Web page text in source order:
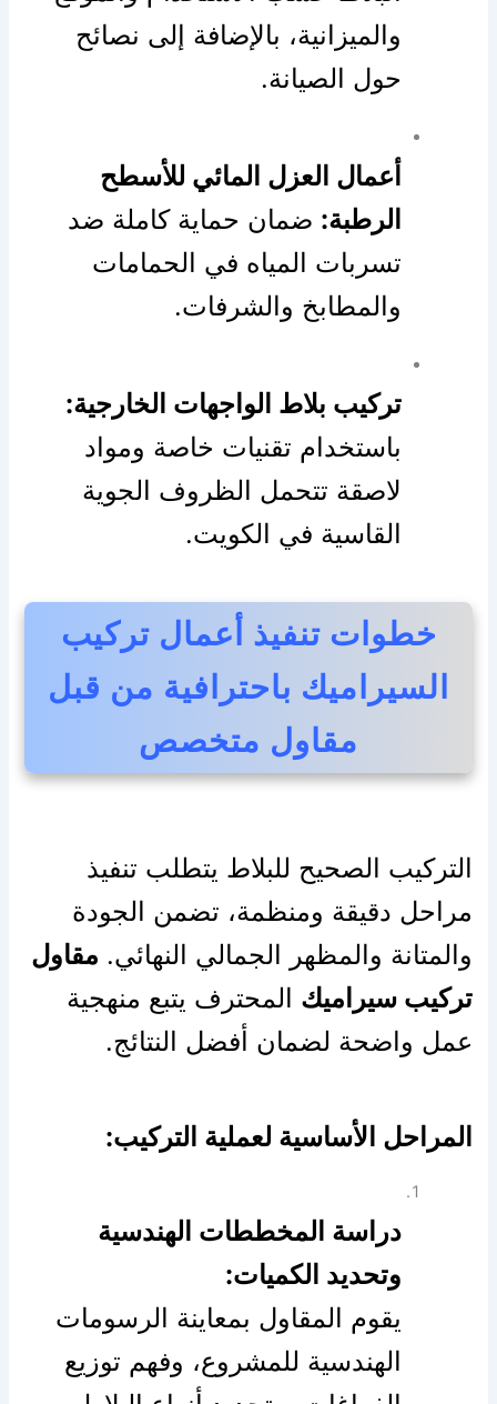
والميزانية، بالإضافة إلى نصائح
حول الصيانة.
أعمال العزل المائي للأسطح
الرطبة: ضمان حماية كاملة ضد
تسربات المياه في الحمامات
والمطابخ والشرفات.
تركيب بلاط الواجهات الخارجية:
باستخدام تقنيات خاصة ومواد
لاصقة تتحمل الظروف الجوية
القاسية في الكويت.
خطوات تنفيذ أعمال تركيب
السيراميك باحترافية من قبل
مقاول متخصص
التركيب الصحيح للبلاط يتطلب تنفيذ
مراحل دقيقة ومنظمة، تضمن الجودة
والمتانة والمظهر الجمالي النهائي. مقاول
تركيب سيراميك المحترف يتبع منهجية
عمل واضحة لضمان أفضل النتائج.
المراحل الأساسية لعملية التركيب:
دراسة المخططات الهندسية
وتحديد الكميات:
يقوم المقاول بمعاينة الرسومات
الهندسية للمشروع، وفهم توزيع